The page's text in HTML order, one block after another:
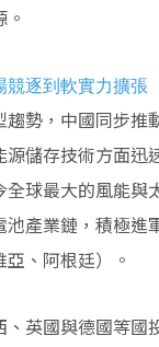
競逐到軟實力擴張
趨勢，中國同步推
源儲存技術方面迅
球最大的風能與
池產業鏈，積極進
、阿根廷）。
、英國與德國等國